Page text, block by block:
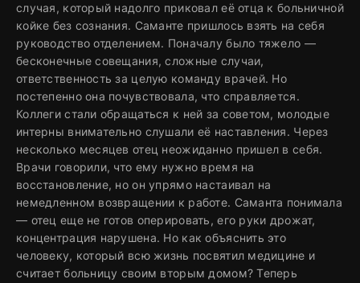
случая, который надолго приковал её отца к больничной
койке без сознания. Саманте пришлось взять на себя
руководство отделением. Поначалу было тяжело —
бесконечные совещания, сложные случаи,
ответственность за целую команду врачей. Но
постепенно она почувствовала, что справляется.
Коллеги стали обращаться к ней за советом, молодые
интерны внимательно слушали её наставления. Через
несколько месяцев отец неожиданно пришел в себя.
Врачи говорили, что ему нужно время на
восстановление, но он упрямо настаивал на
немедленном возвращении к работе. Саманта понимала
— отец еще не готов оперировать, его руки дрожат,
концентрация нарушена. Но как объяснить это
человеку, который всю жизнь посвятил медицине и
считает больницу своим вторым домом? Теперь